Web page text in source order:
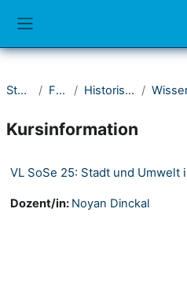
Startseite Fakultät I Historisches Seminar
Kursinformation
VL SoSe 25: Stadt und Umwelt
Dozent/in: Noyan Dinckal